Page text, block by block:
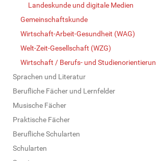
Landeskunde und digitale Medien
Gemeinschaftskunde
Wirtschaft-Arbeit-Gesundheit (WAG)
Welt-Zeit-Gesellschaft (WZG)
Wirtschaft / Berufs- und
Sprachen und Literatur
Berufliche Fächer und Lernfelder
Musische Fächer
Praktische Fächer
Berufliche Schularten
Schularten